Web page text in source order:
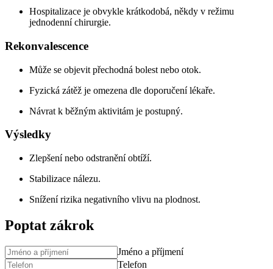
Hospitalizace je obvykle krátkodobá, někdy v režimu
jednodenní chirurgie.
Rekonvalescence
Může se objevit přechodná bolest nebo otok.
Fyzická zátěž je omezena dle doporučení lékaře.
Návrat k běžným aktivitám je postupný.
Výsledky
Zlepšení nebo odstranění obtíží.
Stabilizace nálezu.
Snížení rizika negativního vlivu na plodnost.
Poptat zákrok
Jméno a příjmení
Telefon